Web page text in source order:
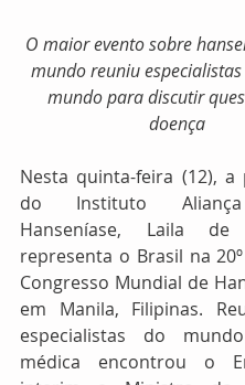
O maior evento sobre
mundo reuniu
mundo para discutir
doença
Nesta quinta-feira (12), a
do Instituto
Hanseníase, Laila de
representa o Brasil na
Congresso Mundial de
em Manila, Filipinas.
especialistas do
médica encontrou o